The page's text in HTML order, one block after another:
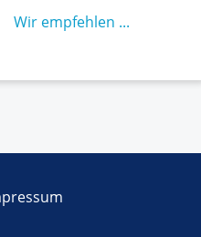
Wir empfehlen ...